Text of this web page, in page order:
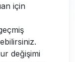
için
değişimi